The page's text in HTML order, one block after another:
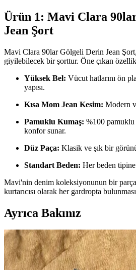
Ürün 1: Mavi Clara
Jean Şort
Mavi Clara 90lar Gölgeli Derin Jean
giyilebilecek bir şorttur. Öne çıkan
Yüksek Bel: Vücut hatlarını ön
yapısı.
Kısa Mom Jean Kesim: Modern
Pamuklu Kumaş: %100
konfor sunar.
Düz Paça: Klasik ve şık bir
Standart Beden: Her beden
Mavi'nin denim koleksiyonunun bir
kurtarıcısı olarak her gardropta
Ayrıca Bakınız
Unbranded UB701 Raw
Paça Kesim, Konfor ve Bakım